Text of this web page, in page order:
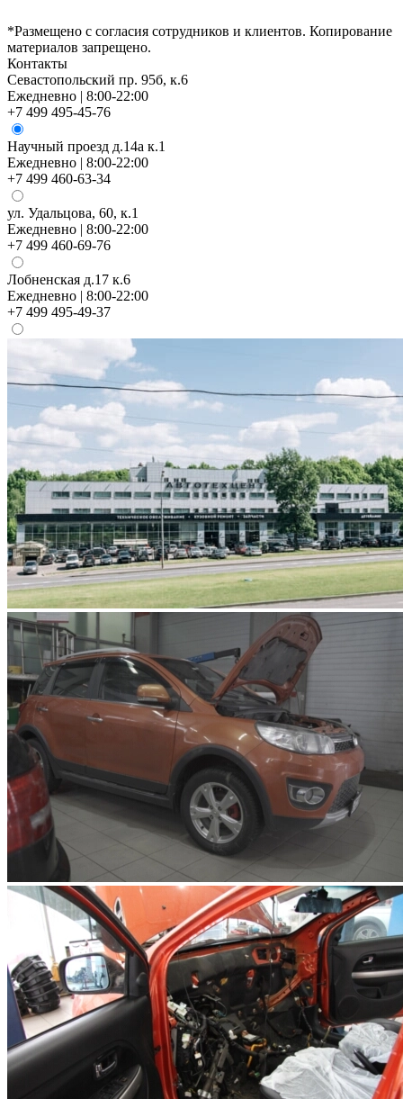
*Размещено с согласия сотрудников и клиентов. Копирование
материалов запрещено.
Контакты
Севастопольский пр. 95б, к.6
Ежедневно | 8:00-22:00
+7 499 495-45-76
Научный проезд д.14а к.1
Ежедневно | 8:00-22:00
+7 499 460-63-34
ул. Удальцова, 60, к.1
Ежедневно | 8:00-22:00
+7 499 460-69-76
Лобненская д.17 к.6
Ежедневно | 8:00-22:00
+7 499 495-49-37